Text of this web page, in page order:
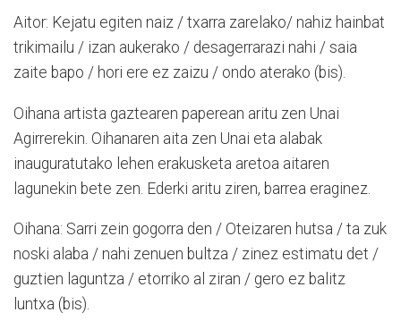
Aitor: Kejatu egiten naiz / txarra zarelako/ nahiz hainbat
trikimailu / izan aukerako / desagerrarazi nahi / saia
zaite bapo / hori ere ez zaizu / ondo aterako (bis).
Oihana artista gaztearen paperean aritu zen Unai
Agirrerekin. Oihanaren aita zen Unai eta alabak
inauguratutako lehen erakusketa aretoa aitaren
lagunekin bete zen. Ederki aritu ziren, barrea eraginez.
Oihana: Sarri zein gogorra den / Oteizaren hutsa / ta zuk
noski alaba / nahi zenuen bultza / zinez estimatu det /
guztien laguntza / etorriko al ziran / gero ez balitz
luntxa (bis).